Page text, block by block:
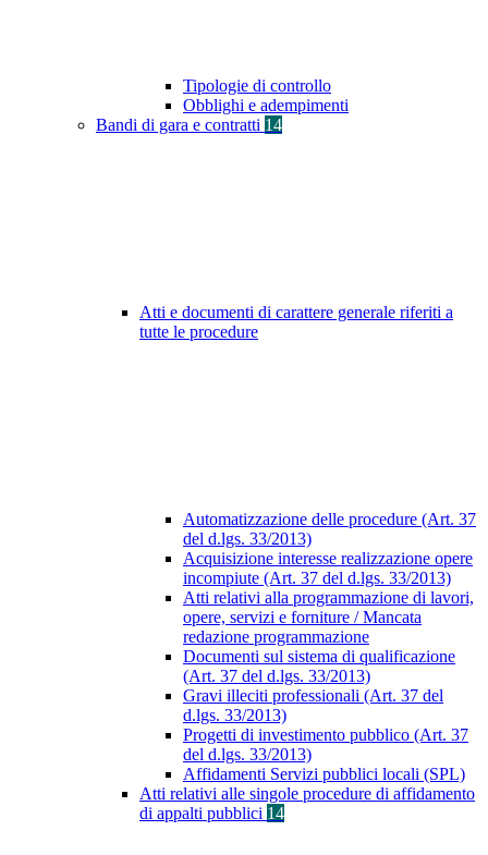
Tipologie di controllo
Obblighi e adempimenti
Bandi di gara e contratti 14
Atti e documenti di carattere generale riferiti a
tutte le procedure
Automatizzazione delle procedure (Art. 37
del d.lgs. 33/2013)
Acquisizione interesse realizzazione opere
incompiute (Art. 37 del d.lgs. 33/2013)
Atti relativi alla programmazione di lavori,
opere, servizi e forniture / Mancata
redazione programmazione
Documenti sul sistema di qualificazione
(Art. 37 del d.lgs. 33/2013)
Gravi illeciti professionali (Art. 37 del
d.lgs. 33/2013)
Progetti di investimento pubblico (Art. 37
del d.lgs. 33/2013)
Affidamenti Servizi pubblici locali (SPL)
Atti relativi alle singole procedure di affidamento
di appalti pubblici 14